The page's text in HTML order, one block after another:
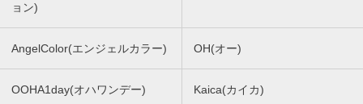
ョン)
AngelColor(エンジェルカラー) OH(オー)
OOHA1day(オハワンデー) Kaica(カイカ)